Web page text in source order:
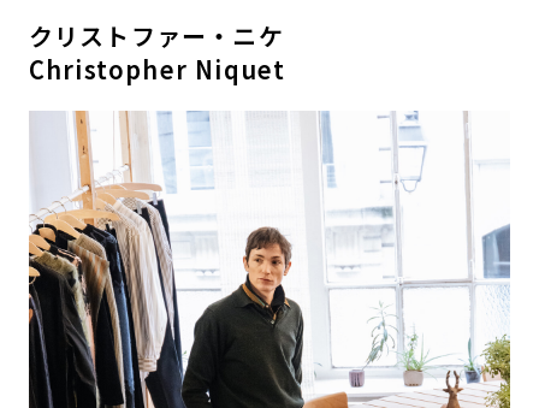
クリストファー・ニケ
Christopher Niquet